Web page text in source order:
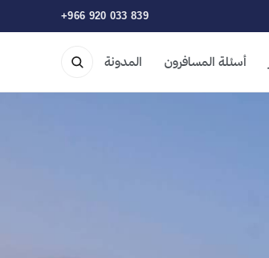
+966 920 033 839
أسئلة المسافرون المدونة